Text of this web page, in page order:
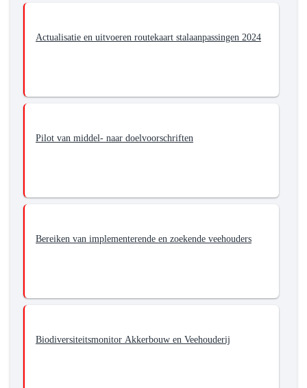
Actualisatie en uitvoeren routekaart stalaanpassingen 2024
Pilot van middel- naar doelvoorschriften
Bereiken van implementerende en zoekende veehouders
Biodiversiteitsmonitor Akkerbouw en Veehouderij